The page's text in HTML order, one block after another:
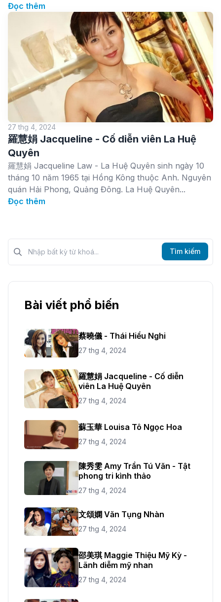
Đọc thêm
27 thg 4, 2024
羅慧娟 Jacqueline - Cố diễn viên La Huệ
Quyên
羅慧娟 Jacqueline Law - La Huệ Quyên sinh ngày 10
tháng 10 năm 1965 tại Hồng Kông thuộc Anh. Nguyên
quán Hải Phong, Quảng Đông. La Huệ Quyên...
Đọc thêm
Tìm kiếm?>
Tìm kiếm
Bài viết phổ biến
蔡曉儀 - Thái Hiểu Nghi
27 thg 4, 2024
羅慧娟 Jacqueline - Cố diễn
viên La Huệ Quyên
27 thg 4, 2024
蘇玉華 Louisa Tô Ngọc Hoa
27 thg 4, 2024
陳秀雯 Amy Trần Tú Văn - Tật
phong tri kình thảo
27 thg 4, 2024
文頌嫻 Văn Tụng Nhàn
27 thg 4, 2024
邵美琪 Maggie Thiệu Mỹ Kỳ -
Lãnh diễm mỹ nhan
27 thg 4, 2024